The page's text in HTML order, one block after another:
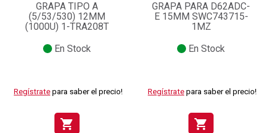
GRAPA TIPO A
(5/53/530) 12MM
(1000U) 1-TRA208T
En Stock
Regístrate para saber el precio!
shopping_cart
GRAPA PARA D62ADC-
E 15MM SWC743715-
1MZ
En Stock
Regístrate para saber el precio!
shopping_cart